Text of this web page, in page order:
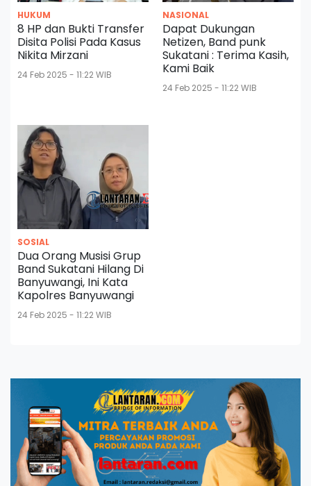
HUKUM
8 HP dan Bukti Transfer
Disita Polisi Pada Kasus
Nikita Mirzani
24 Feb 2025 - 11:22 WIB
NASIONAL
Dapat Dukungan
Netizen, Band punk
Sukatani : Terima Kasih,
Kami Baik
24 Feb 2025 - 11:22 WIB
SOSIAL
Dua Orang Musisi Grup
Band Sukatani Hilang Di
Banyuwangi, Ini Kata
Kapolres Banyuwangi
24 Feb 2025 - 11:22 WIB